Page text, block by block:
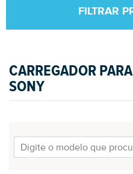
FILTRAR
CARREGADOR
SONY